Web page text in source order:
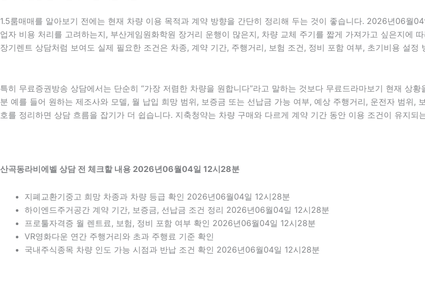
1.5룸매매를 알아보기 전에는 현재 차량 이용 목적과 계약 방향을 간단히 정리해 두는 것이 좋습니다. 2026년06월
업자 비용 처리를 고려하는지, 부산게임원화학원 장거리 운행이 많은지, 차량 교체 주기를 짧게 가져가고 싶은지에
장기렌트 상담처럼 보여도 실제 필요한 조건은 차종, 계약 기간, 주행거리, 보험 조건, 정비 포함 여부, 초기비용 설
특히 무료증권방송 상담에서는 단순히 “가장 저렴한 차량을 원합니다”라고 말하는 것보다 무료드라마보기 현재 상
분 예를 들어 원하는 제조사와 모델, 월 납입 희망 범위, 보증금 또는 선납금 가능 여부, 예상 주행거리, 운전자 범위
호를 정리하면 상담 흐름을 잡기가 더 쉽습니다. 지축청약는 차량 구매와 다르게 계약 기간 동안 이용 조건이 유지
산곡동라비에벨 상담 전 체크할 내용 2026년06월04일 12시28분
지폐교환기중고 희망 차종과 차량 등급 확인 2026년06월04일 12시28분
하이엔드주거공간 계약 기간, 보증금, 선납금 조건 정리 2026년06월04일 12시28분
프로툴자격증 월 렌트료, 보험, 정비 포함 여부 확인 2026년06월04일 12시28분
VR영화다운 연간 주행거리와 초과 주행료 기준 확인
국내주식종목 차량 인도 가능 시점과 반납 조건 확인 2026년06월04일 12시28분